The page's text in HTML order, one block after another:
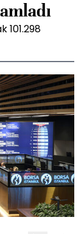
101.298